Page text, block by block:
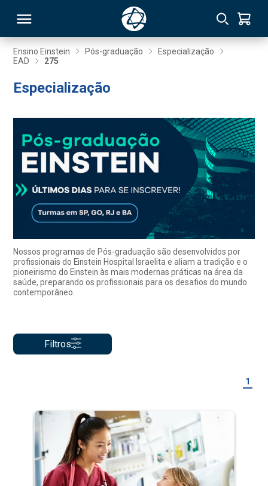
Ensino Einstein Pós-graduação
Especialização
EAD
275
Especialização
Nossos programas de Pós-graduação são desenvolvidos por
profissionais do Einstein Hospital Israelita e aliam a tradição e o
pioneirismo do Einstein às mais modernas práticas na área da
saúde, preparando os profissionais para os desafios do mundo
contemporâneo.
Filtros
1